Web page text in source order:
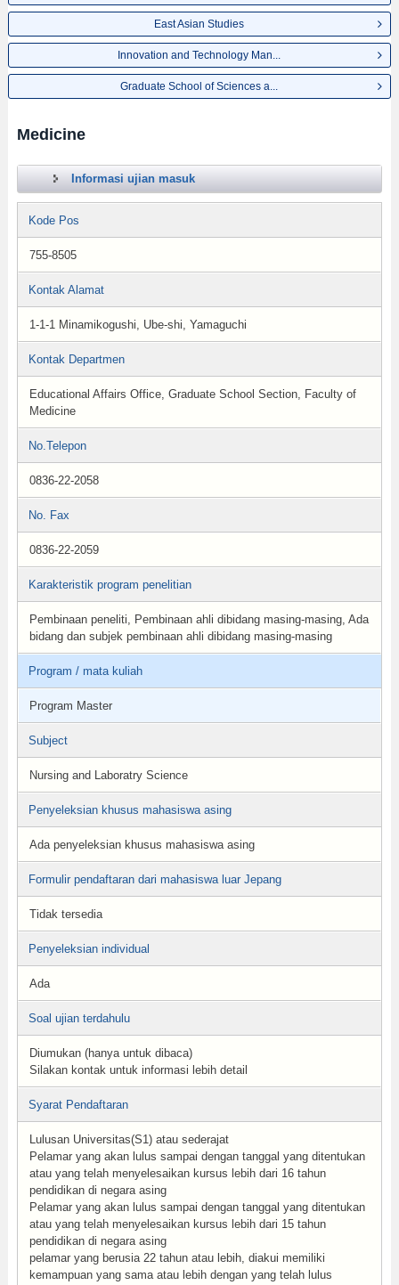
East Asian Studies
Innovation and Technology Man...
Graduate School of Sciences a...
Medicine
Informasi ujian masuk
Kode Pos
755-8505
Kontak Alamat
1-1-1 Minamikogushi, Ube-shi, Yamaguchi
Kontak Departmen
Educational Affairs Office, Graduate School Section, Faculty of
Medicine
No.Telepon
0836-22-2058
No. Fax
0836-22-2059
Karakteristik program penelitian
Pembinaan peneliti, Pembinaan ahli dibidang masing-masing, Ada
bidang dan subjek pembinaan ahli dibidang masing-masing
Program / mata kuliah
Program Master
Subject
Nursing and Laboratry Science
Penyeleksian khusus mahasiswa asing
Ada penyeleksian khusus mahasiswa asing
Formulir pendaftaran dari mahasiswa luar Jepang
Tidak tersedia
Penyeleksian individual
Ada
Soal ujian terdahulu
Diumukan (hanya untuk dibaca)
Silakan kontak untuk informasi lebih detail
Syarat Pendaftaran
Lulusan Universitas(S1) atau sederajat
Pelamar yang akan lulus sampai dengan tanggal yang ditentukan
atau yang telah menyelesaikan kursus lebih dari 16 tahun
pendidikan di negara asing
Pelamar yang akan lulus sampai dengan tanggal yang ditentukan
atau yang telah menyelesaikan kursus lebih dari 15 tahun
pendidikan di negara asing
pelamar yang berusia 22 tahun atau lebih, diakui memiliki
kemampuan yang sama atau lebih dengan yang telah lulus